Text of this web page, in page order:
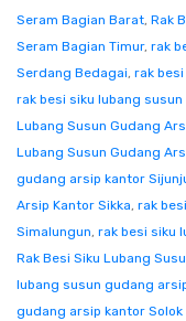
Seram Bagian Barat, Rak
Seram Bagian Timur, rak
Serdang Bedagai, rak
rak besi siku lubang
Lubang Susun Gudang
Lubang Susun Gudang
gudang arsip kantor
Arsip Kantor Sikka, rak
Simalungun, rak besi siku
Rak Besi Siku Lubang
lubang susun gudang
gudang arsip kantor Solok